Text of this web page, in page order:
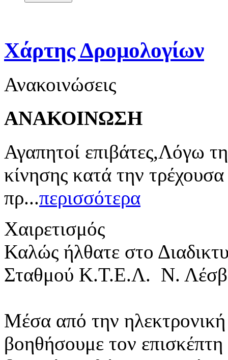
Χάρτης Δρομολογίων
Ανακοινώσεις
ΑΝΑΚΟΙΝΩΣΗ
Αγαπητοί επιβάτες,Λόγω
κίνησης κατά την
πρ...περισσότερα
Χαιρετισμός
Καλώς ήλθατε στο
Σταθμού Κ.Τ.Ε.Λ. Ν.
Μέσα από την ηλεκτρονική
βοηθήσουμε τον